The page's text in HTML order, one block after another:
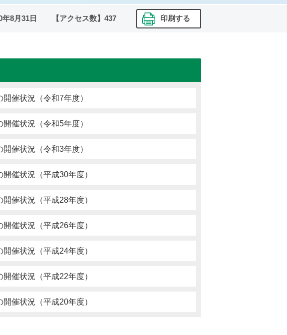
年8月31日 【アクセス数】 437 印刷する
開催状況（令和7年度）
開催状況（令和5年度）
開催状況（令和3年度）
開催状況（平成30年度）
開催状況（平成28年度）
開催状況（平成26年度）
開催状況（平成24年度）
開催状況（平成22年度）
開催状況（平成20年度）